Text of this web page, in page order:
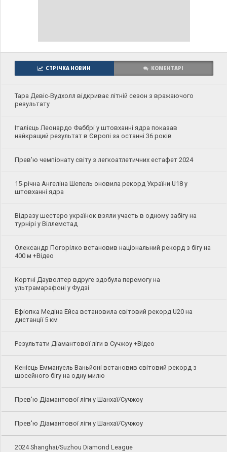
СТРІЧКА НОВИН КОМЕНТАРІ
Тара Девіс-Вудхолл відкриває літній сезон з вражаючого
результату
Італієць Леонардо Фаббрі у штовханні ядра показав
найкращий результат в Європі за останні 36 років
Прев'ю чемпіонату світу з легкоатлетичних естафет 2024
15-річна Ангеліна Шепель оновила рекорд України U18 у
штовханні ядра
Відразу шестеро українок взяли участь в одному забігу на
турнірі у Віллемстад
Олександр Погорілко встановив національний рекорд з бігу на
400 м +Відео
Кортні Дауволтер вдруге здобула перемогу на
ультрамарафоні у Фудзі
Ефіопка Медіна Ейса встановила світовий рекорд U20 на
дистанції 5 км
Результати Діамантової ліги в Сучжоу +Відео
Кенієць Еммануель Ваньйоні встановив світовий рекорд з
шосейного бігу на одну милю
Прев'ю Діамантової ліги у Шанхаї/Сучжоу
Прев'ю Діамантової ліги у Шанхаї/Сучжоу
2024 Shanghai/Suzhou Diamond League